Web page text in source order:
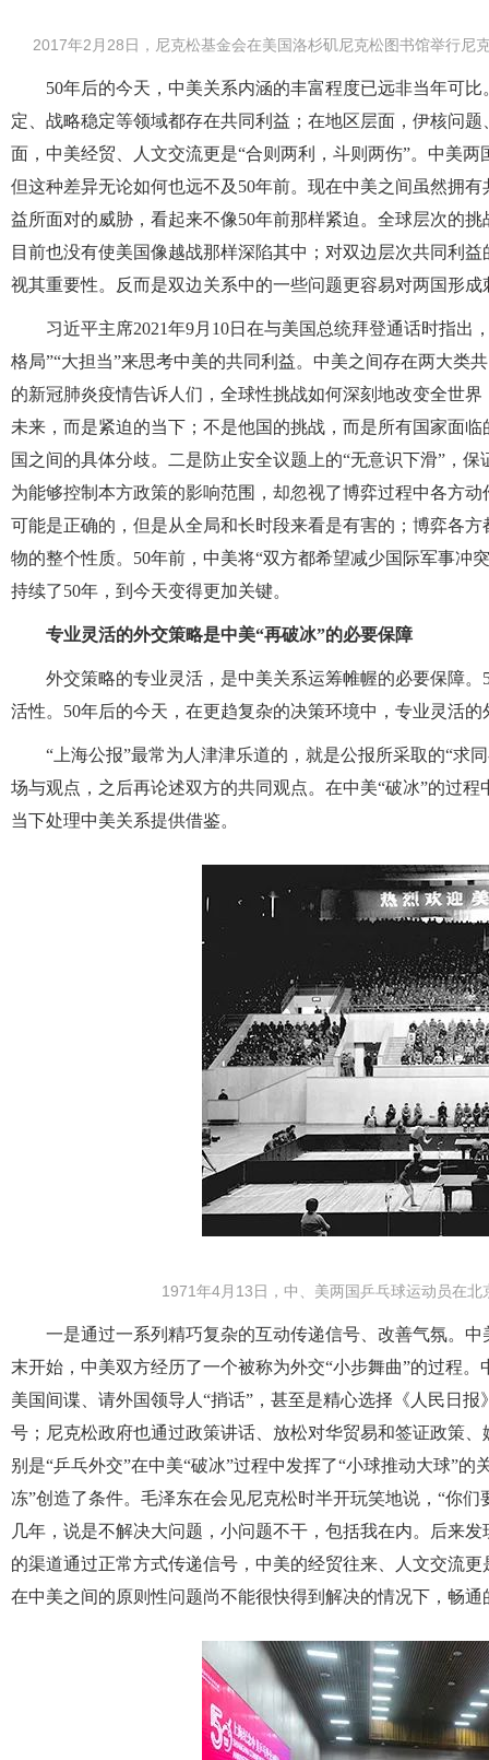
2017年2月28日，尼克松基金会在美国洛杉矶尼克松图书馆举行尼
50年后的今天，中美关系内涵的丰富程度已远非当年可
定、战略稳定等领域都存在共同利益；在地区层面，伊核问
面，中美经贸、人文交流更是“合则两利，斗则两伤”。中美
但这种差异无论如何也远不及50年前。现在中美之间虽然拥
益所面对的威胁，看起来不像50年前那样紧迫。全球层次的
目前也没有使美国像越战那样深陷其中；对双边层次共同利
视其重要性。反而是双边关系中的一些问题更容易对两国形成
习近平主席2021年9月10日在与美国总统拜登通话时指出
格局”“大担当”来思考中美的共同利益。中美之间存在两大类
的新冠肺炎疫情告诉人们，全球性挑战如何深刻地改变全世
未来，而是紧迫的当下；不是他国的挑战，而是所有国家面
国之间的具体分歧。二是防止安全议题上的“无意识下滑”，
为能够控制本方政策的影响范围，却忽视了博弈过程中各方
可能是正确的，但是从全局和长时段来看是有害的；博弈各
物的整个性质。50年前，中美将“双方都希望减少国际军事冲
持续了50年，到今天变得更加关键。
专业灵活的外交策略是中美“再破冰”的必要保障
外交策略的专业灵活，是中美关系运筹帷幄的必要保障
活性。50年后的今天，在更趋复杂的决策环境中，专业灵活
“上海公报”最常为人津津乐道的，就是公报所采取的“求
场与观点，之后再论述双方的共同观点。在中美“破冰”的过
当下处理中美关系提供借鉴。
1971年4月13日，中、美两国乒乓球运动员在
一是通过一系列精巧复杂的互动传递信号、改善气氛。
末开始，中美双方经历了一个被称为外交“小步舞曲”的过程
美国间谍、请外国领导人“捎话”，甚至是精心选择《人民日
号；尼克松政府也通过政策讲话、放松对华贸易和签证政策
别是“乒乓外交”在中美“破冰”过程中发挥了“小球推动大球”
冻”创造了条件。毛泽东在会见尼克松时半开玩笑地说，“你
几年，说是不解决大问题，小问题不干，包括我在内。后来
的渠道通过正常方式传递信号，中美的经贸往来、人文交流
在中美之间的原则性问题尚不能很快得到解决的情况下，畅